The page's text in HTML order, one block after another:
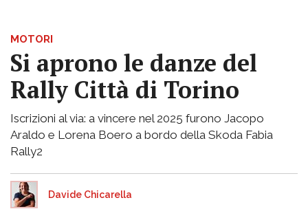
MOTORI
Si aprono le danze del
Rally Città di Torino
Iscrizioni al via: a vincere nel 2025 furono Jacopo
Araldo e Lorena Boero a bordo della Skoda Fabia
Rally2
Davide Chicarella